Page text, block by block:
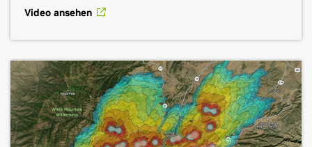
Segment:Untergrund, Energie- und
Versorgungsunternehmen
Die Azure-Cloud-Plattform umfasst mehr als 200
Eviden
Segment:Untergrund, Oberfläche
Quantiphi
Segment:Subsurface
Video ansehen